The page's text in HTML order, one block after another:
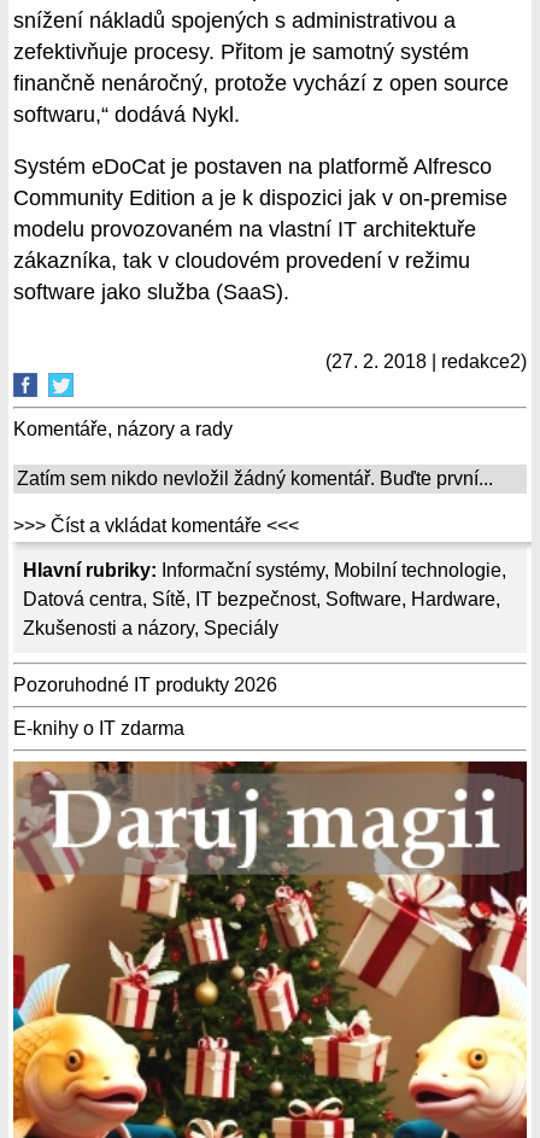
Hlavní rubriky: Informační systémy, Mobilní technologie,
Datová centra, Sítě, IT bezpečnost, Software, Hardware,
Zkušenosti a názory, Speciály
Pozoruhodné IT produkty 2026
E-knihy o IT zdarma
snížení nákladů spojených s administrativou a
zefektivňuje procesy. Přitom je samotný systém
finančně nenáročný, protože vychází z open source
softwaru,“ dodává Nykl.
Systém eDoCat je postaven na platformě Alfresco
Community Edition a je k dispozici jak v on-premise
modelu provozovaném na vlastní IT architektuře
zákazníka, tak v cloudovém provedení v režimu
software jako služba (SaaS).
(27. 2. 2018 | redakce2)
Komentáře, názory a rady
Zatím sem nikdo nevložil žádný komentář. Buďte první...
>>> Číst a vkládat komentáře <<<